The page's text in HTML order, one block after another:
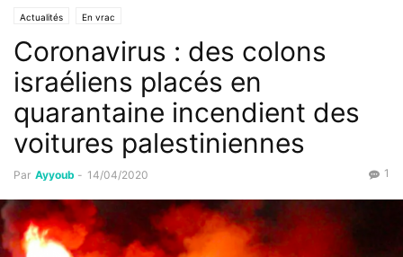
Actualités En vrac
Coronavirus : des colons
israéliens placés en
quarantaine incendient des
voitures palestiniennes
Par Ayyoub - 14/04/2020 1